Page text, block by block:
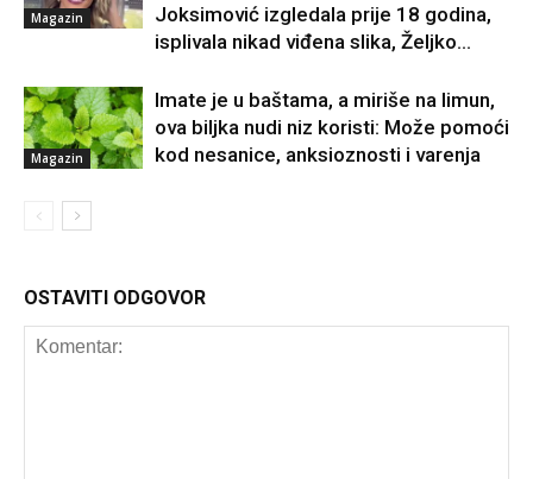
Magazin
Joksimović izgledala prije 18 godina,
isplivala nikad viđena slika, Željko...
Magazin
Imate je u baštama, a miriše na limun,
ova biljka nudi niz koristi: Može pomoći
kod nesanice, anksioznosti i varenja
OSTAVITI ODGOVOR